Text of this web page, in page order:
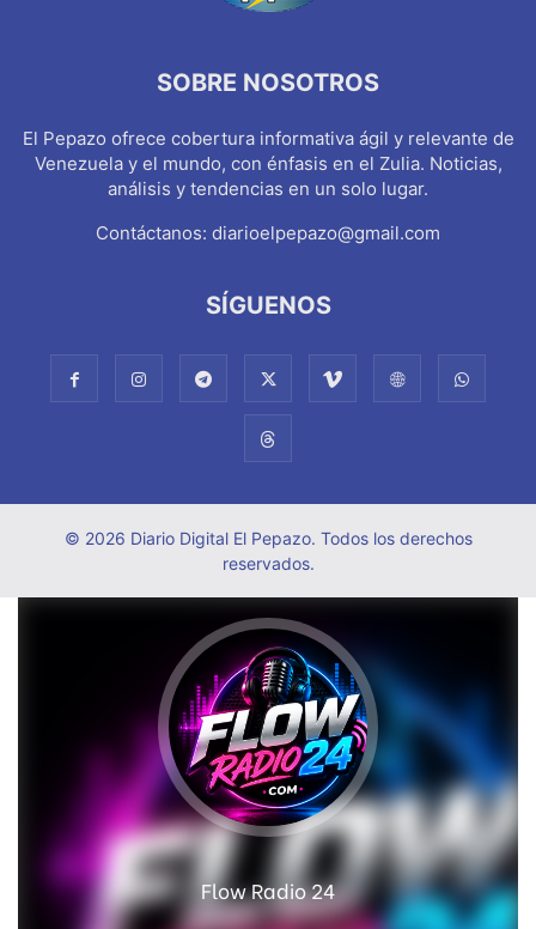
SOBRE NOSOTROS
El Pepazo ofrece cobertura informativa ágil y relevante de
Venezuela y el mundo, con énfasis en el Zulia. Noticias,
análisis y tendencias en un solo lugar.
Contáctanos: diarioelpepazo@gmail.com
SÍGUENOS
© 2026 Diario Digital El Pepazo. Todos los derechos
reservados.